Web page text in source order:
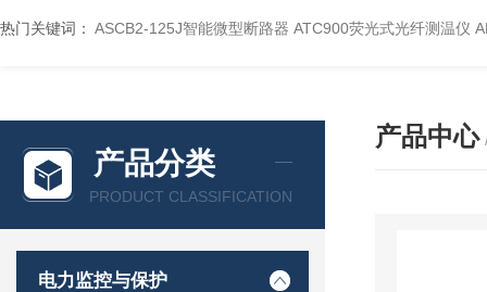
热门关键词： ASCB2-125J智能微型断路器 ATC900荧光式光纤测温仪
产品分类
PRODUCT CLASSIFICATION
电力监控与保护
产品中心